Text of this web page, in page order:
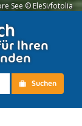
See © EleSi/fotolia
Ihren
Suchen